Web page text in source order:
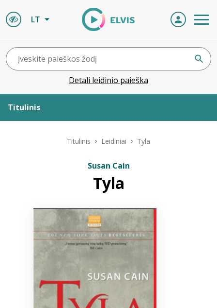
LT
Detali leidinio paieška
Titulinis
Bibliotekoms
Titulinis Leidiniai Tyla
Susan Cain
Tyla